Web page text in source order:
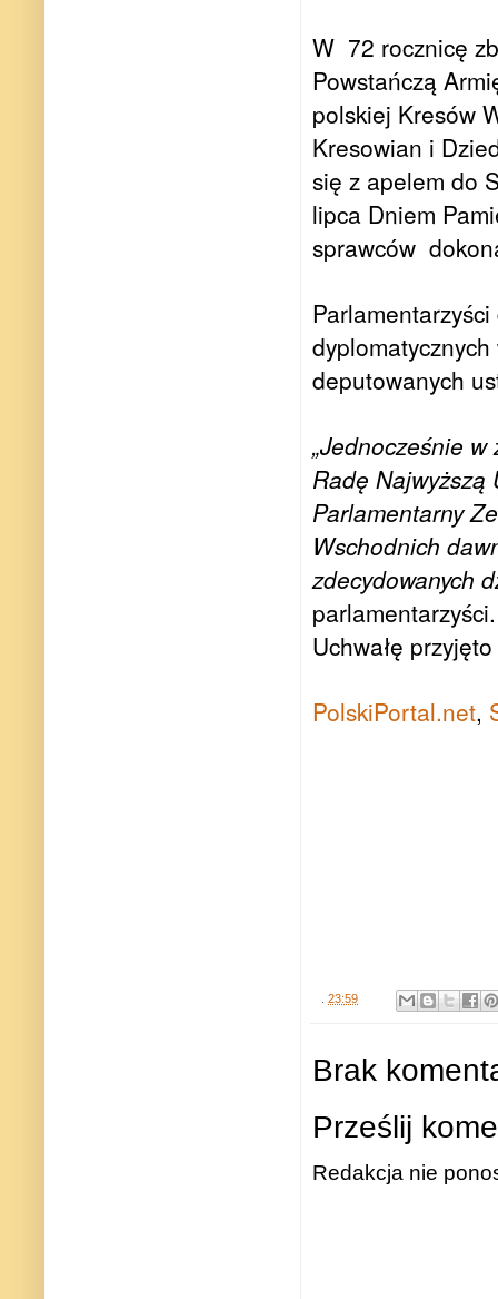
W 72 rocznicę
Powstańczą
polskiej Kresów
Kresowian i
się z apelem do
lipca Dniem
sprawców
deputowanych
„Jednocześnie
Radę Najwyższą
Parlamentarny
Wschodnich
zdecydowanych
parlamentarzyści.
Uchwałę
PolskiPortal.net,
. 23:59
Brak
Prześlij
Redakcja nie